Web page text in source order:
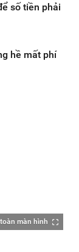
số tiền phải
hề mất phí
màn hình